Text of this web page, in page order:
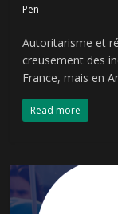
Pen
Autoritarisme et
creusement des
France, mais en
Read more